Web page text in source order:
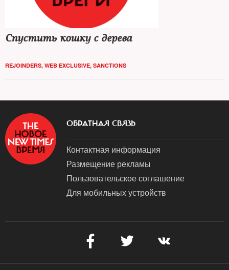
Спустить кошку с дерева
REJOINDERS, WEB EXCLUSIVE, SANCTIONS
ОБРАТНАЯ СВЯЗЬ
Контактная информация
Размещение рекламы
Пользовательское соглашение
Для мобильных устройств